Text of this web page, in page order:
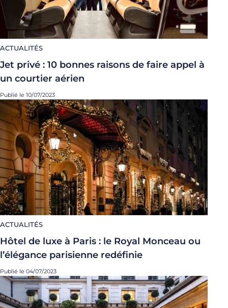
ACTUALITÉS
Jet privé : 10 bonnes raisons de faire appel à
un courtier aérien
Publié le 10/07/2023
ACTUALITÉS
Hôtel de luxe à Paris : le Royal Monceau ou
l’élégance parisienne redéfinie
Publié le 04/07/2023